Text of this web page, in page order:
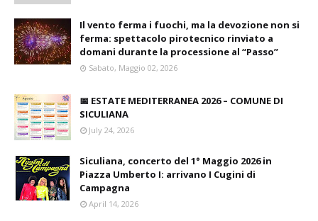
Il vento ferma i fuochi, ma la devozione non si
ferma: spettacolo pirotecnico rinviato a
domani durante la processione al “Passo”
Sabato, Maggio 02, 2026
📅 ESTATE MEDITERRANEA 2026 – COMUNE DI
SICULIANA
July 24, 2026
Siculiana, concerto del 1° Maggio 2026 in
Piazza Umberto I: arrivano I Cugini di
Campagna
April 14, 2026